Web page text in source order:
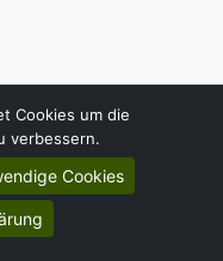
Cookies um die
verbessern.
Cookies